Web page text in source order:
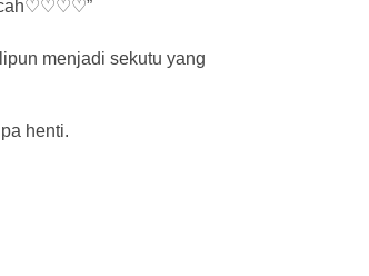
menjadi sekutu yang
henti.